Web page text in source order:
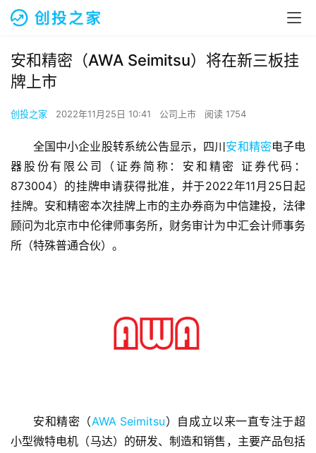
页
安和精密（AWA Seimitsu）将在新三板挂
牌上市
创投之家 2022年11月25日 10:41 公司上市 阅读 1754
全国中小企业股转系统公告显示，四川安和精密电子电
器股份有限公司（证券简称：安和精密 证券代码：
873004）的挂牌申请获得批准，并于2022年11月25日起
挂牌。安和精密本次挂牌上市的主办券商为中信建投，法律
顾问为北京市中伦律师事务所，财务审计为中汇会计师事务
所（特殊普通合伙）。
安和精密（AWA Seimitsu）自成立以来一直专注于超
小型微特电机（马达）的研发、制造和销售，主要产品包括